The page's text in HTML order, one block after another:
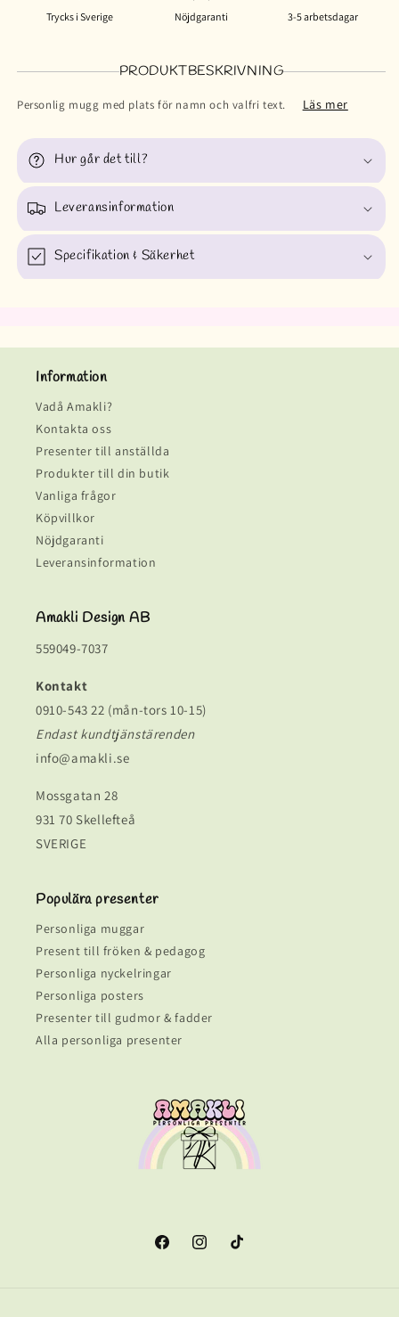
Trycks i Sverige Nöjdgaranti 3-5 arbetsdagar
PRODUKTBESKRIVNING
Personlig mugg med plats för namn och valfri text. Läs mer
Hur går det till?
Leveransinformation
Specifikation & Säkerhet
Information
Vadå Amakli?
Kontakta oss
Presenter till anställda
Produkter till din butik
Vanliga frågor
Köpvillkor
Nöjdgaranti
Leveransinformation
Amakli Design AB
559049-7037
Kontakt
0910-543 22 (mån-tors 10-15)
Endast kundtjänstärenden
info@amakli.se
Mossgatan 28
931 70 Skellefteå
SVERIGE
Populära presenter
Personliga muggar
Present till fröken & pedagog
Personliga nyckelringar
Personliga posters
Presenter till gudmor & fadder
Alla personliga presenter
FacebookInstagramTikTok